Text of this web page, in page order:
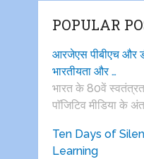
POPULAR
आरजेएस पीबीएच और
भारतीयता और …
भारत के 80वें
पाॅजिटिव मीडिया के
Ten Days of
Learning